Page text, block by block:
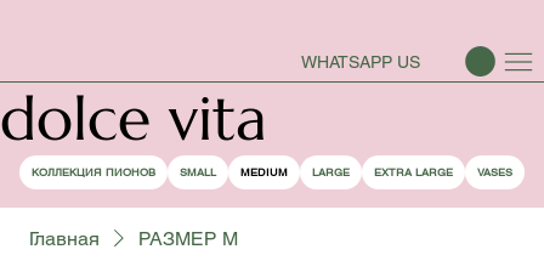
WHATSAPP US
dolce vita
КОЛЛЕКЦИЯ ПИОНОВ SMALL MEDIUM LARGE EXTRA LARGE VASES
Главная РАЗМЕР М